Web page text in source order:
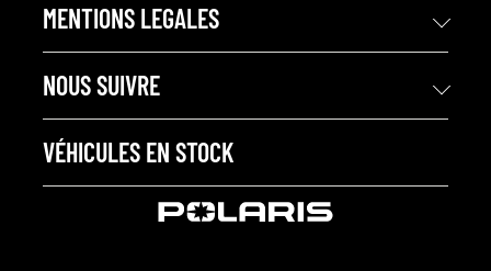
MENTIONS LEGALES
NOUS SUIVRE
VÉHICULES EN STOCK